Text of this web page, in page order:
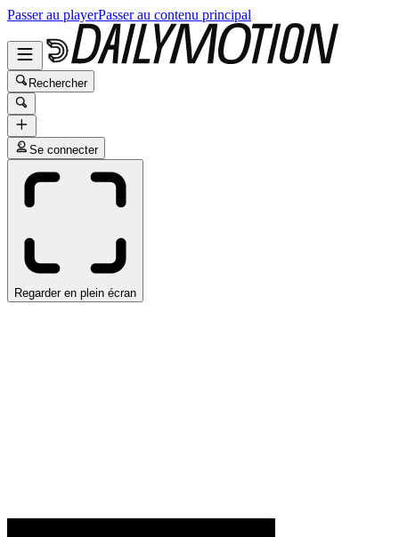
Passer au playerPasser au contenu principal
Rechercher
Se connecter
Regarder en plein écran